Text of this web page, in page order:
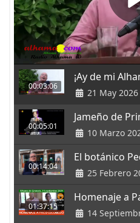
00:03:06
¡Ay de mi
21 May 2026
00:05:01
Jameño de
10 Marzo
00:14:04
El botánico
25 Febrero
01:37:15
Homenaje a
14